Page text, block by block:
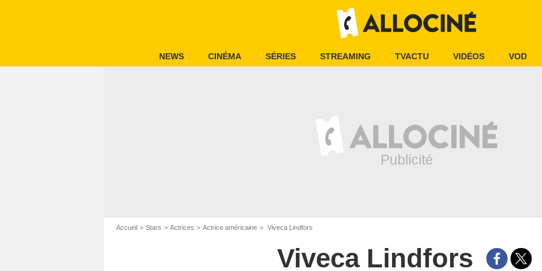
NEWS CINÉMA SÉRIES STREAMING TVACTU VIDÉOS VOD
Accueil Stars Actrices Actrice américaine Viveca Lindfors
Viveca Lindfors